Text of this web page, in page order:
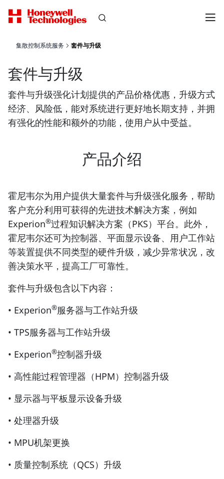
集散控制系统服务 套件与升级
套件与升级
套件与升级强化计划提供的产品价格优惠，升级方式
经济、风险低，能对系统进行更好地长期支持，并拥
有强化的性能和额外的功能，使用户从中受益。
产品介绍
霍尼韦尔为用户提供大量套件与升级强化服务，帮助
客户充分利用可获得的先进技术解决方案，例如
Experion®过程知识解决方案（PKS）平台。此外，
霍尼韦尔还可为控制器、平面显示设备、用户工作站
等装置提供不同类型的硬件升级，减少异常状况，改
善决策水平，提高工厂可靠性。
套件与升级包含以下内容：
• Experion®服务器与工作站升级
• TPS服务器与工作站升级
• Experion®控制器升级
• 高性能过程管理器（HPM）控制器升级
• 显示器与平板显示设备升级
• 处理器升级
• MPU机架更换
• 质量控制系统（QCS）升级